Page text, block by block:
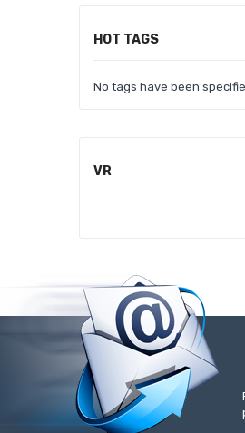
HOT TAGS
No tags have been
VR